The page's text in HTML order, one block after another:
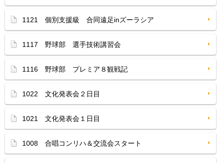
1121 個別支援級 合同遠足inズーラシア
1117 野球部 選手技術講習会
1116 野球部 プレミア８観戦記
1022 文化発表会２日目
1021 文化発表会１日目
1008 合唱コンリハ＆交流会スタート